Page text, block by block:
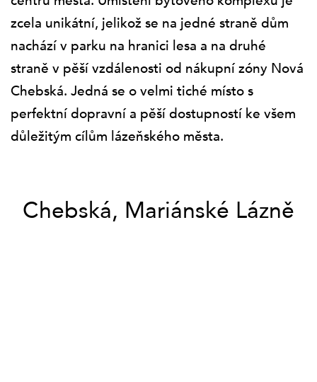
zcela unikátní, jelikož se na jedné straně dům
nachází v parku na hranici lesa a na druhé
straně v pěší vzdálenosti od nákupní zóny Nová
Chebská. Jedná se o velmi tiché místo s
perfektní dopravní a pěší dostupností ke všem
důležitým cílům lázeňského města.
Chebská, Mariánské Lázně